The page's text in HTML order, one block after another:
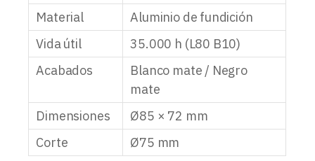
Material
Aluminio de fundición
Vida útil
35.000 h (L80 B10)
Acabados
Blanco mate / Negro
mate
Dimensiones
Ø85 × 72 mm
Corte
Ø75 mm